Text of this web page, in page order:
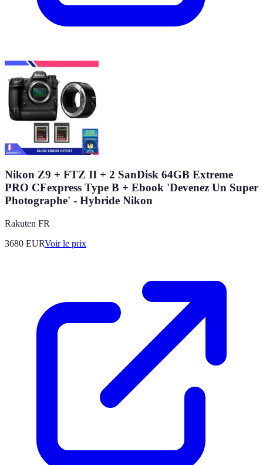
Nikon Z9 + FTZ II + 2 SanDisk 64GB Extreme
PRO CFexpress Type B + Ebook 'Devenez Un Super
Photographe' - Hybride Nikon
Rakuten FR
3680 EURVoir le prix